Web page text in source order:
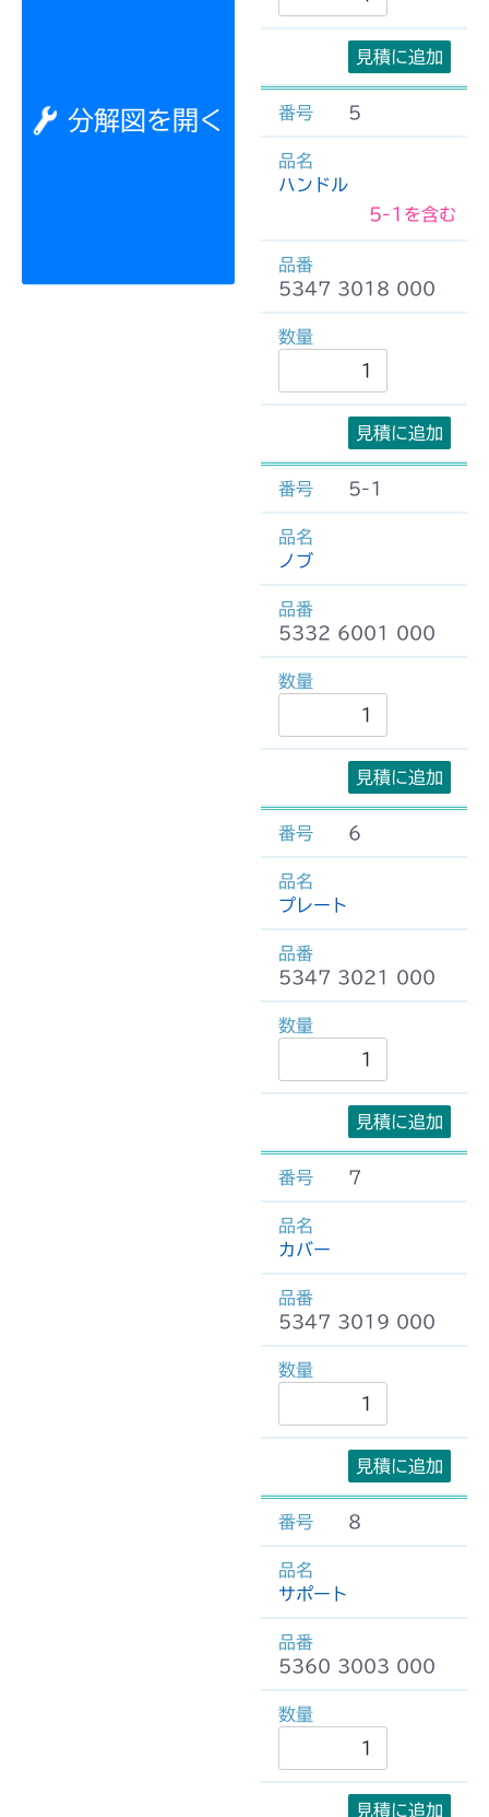
分解図を開く
見積に追加
5
ハンドル
5-1を含む
5347 3018 000
見積に追加
5-1
ノブ
5332 6001 000
見積に追加
6
プレート
5347 3021 000
見積に追加
7
カバー
5347 3019 000
見積に追加
8
サポート
5360 3003 000
見積に追加